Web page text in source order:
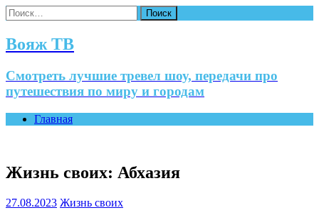
Найти:
Вояж ТВ
Смотреть лучшие тревел шоу, передачи про
путешествия по миру и городам
Главная
Жизнь своих: Абхазия
27.08.2023 Жизнь своих